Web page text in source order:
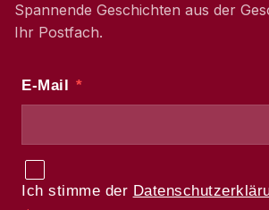
Spannende Geschichten aus der
Ihr Postfach.